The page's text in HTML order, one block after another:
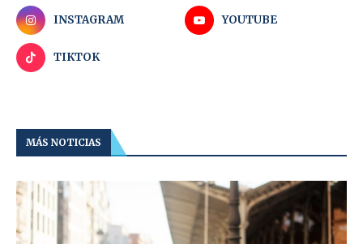
INSTAGRAM YOUTUBE
TIKTOK
MÁS NOTICIAS